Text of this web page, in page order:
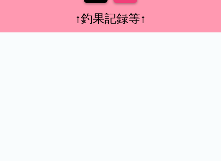
↑釣果記録等↑